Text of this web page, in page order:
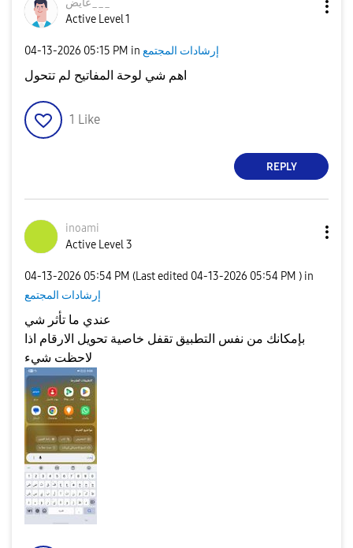
Active Level 1
‎04-13-2026 05:15 PM in إرشادات المجتمع
اهم شي لوحة المفاتيح لم تتحول
1 Like
REPLY
inoami
Active Level 3
‎04-13-2026 05:54 PM (Last edited ‎04-13-2026 05:54 PM ) in
إرشادات المجتمع
عندي ما تأثر شي
بإمكانك من نفس التطبيق تقفل خاصية تحويل الارقام اذا
لاحظت شيء